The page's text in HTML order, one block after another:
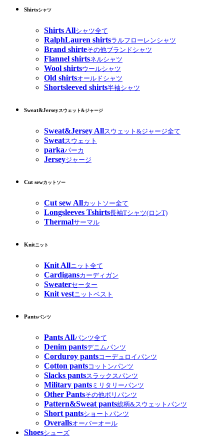
Shirtsシャツ
Shirts Allシャツ全て
RalphLauren shirtsラルフローレンシャツ
Brand shirteその他ブランドシャツ
Flannel shirtsネルシャツ
Wool shirtsウールシャツ
Old shirtsオールドシャツ
Shortsleeved shirts半袖シャツ
Sweat&Jerseyスウェット&ジャージ
Sweat&Jersey Allスウェット&ジャージ全て
Sweatスウェット
parkaパーカ
Jerseyジャージ
Cut sewカットソー
Cut sew Allカットソー全て
Longsleeves Tshirts長袖Tシャツ(ロンT)
Thermalサーマル
Knitニット
Knit Allニット全て
Cardigansカーディガン
Sweaterセーター
Knit vestニットベスト
Pantsパンツ
Pants Allパンツ全て
Denim pantsデニムパンツ
Corduroy pantsコーデュロイパンツ
Cotton pantsコットンパンツ
Slacks pantsスラックスパンツ
Military pants ミリタリーパンツ
Other Pantsその他ポリパンツ
Pattern&Sweat pants総柄&スウェットパンツ
Short pantsショートパンツ
Overallsオーバーオール
Shoesシューズ